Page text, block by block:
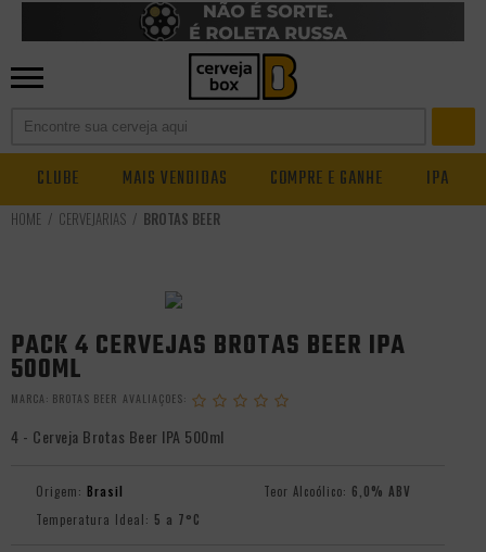
CLUBE MAIS VENDIDAS COMPRE E GANHE IPA
CERVEJARIAS BROTAS BEER
PACK 4 CERVEJAS BROTAS BEER IPA
500ML
MARCA: BROTAS BEER
4 - Cerveja Brotas Beer IPA 500ml
Origem: Brasil Teor Alcoólico: 6,0% ABV
Temperatura Ideal: 5 a 7°C